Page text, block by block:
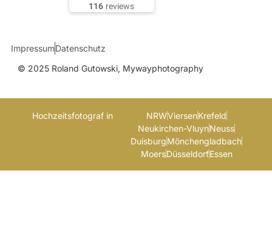
© 2025 Roland Gutowski, Mywayphotography
116 reviews
ImpressumDatenschutz
Hochzeitsfotograf in NRWViersenKrefeld
Neukirchen-VluynNeuss
DuisburgMönchengladbach
MoersDüsseldorfEssen